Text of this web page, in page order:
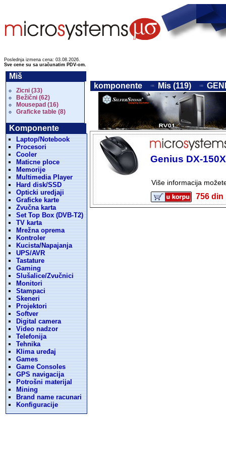
Poslednja izmena cena: 03.08.2026.
Sve cene su sa uračunatim PDV-om.
Miš
Zicni (33)
Bežični (62)
Mousepad (16)
Graficke table (8)
Komponente
Laptop/Notebook
Procesori
Cooler
Maticne ploce
Memorije
Multimedia Player
Hard disk/SSD
Opticki uredjaji
Graficke karte
Zvučna karta
Set Top Box (DVB-T2)
TV karta
Mrežna oprema
Kontroler
Kucista/Napajanja
UPS/AVR
Tastature
Gaming
Slušalice/Zvučnici
Monitori
Stampaci
Skeneri
Projektori
Softver
Digital camera
Video nadzor
Telefonija
Tehnika
Klima uređaj
Games
Game Consoles
GPS navigacija
Potrošni materijal
Mining
Brand name racunari
Konfiguracije
komponente Mis (119)
Genius DX-
Više informacija
756